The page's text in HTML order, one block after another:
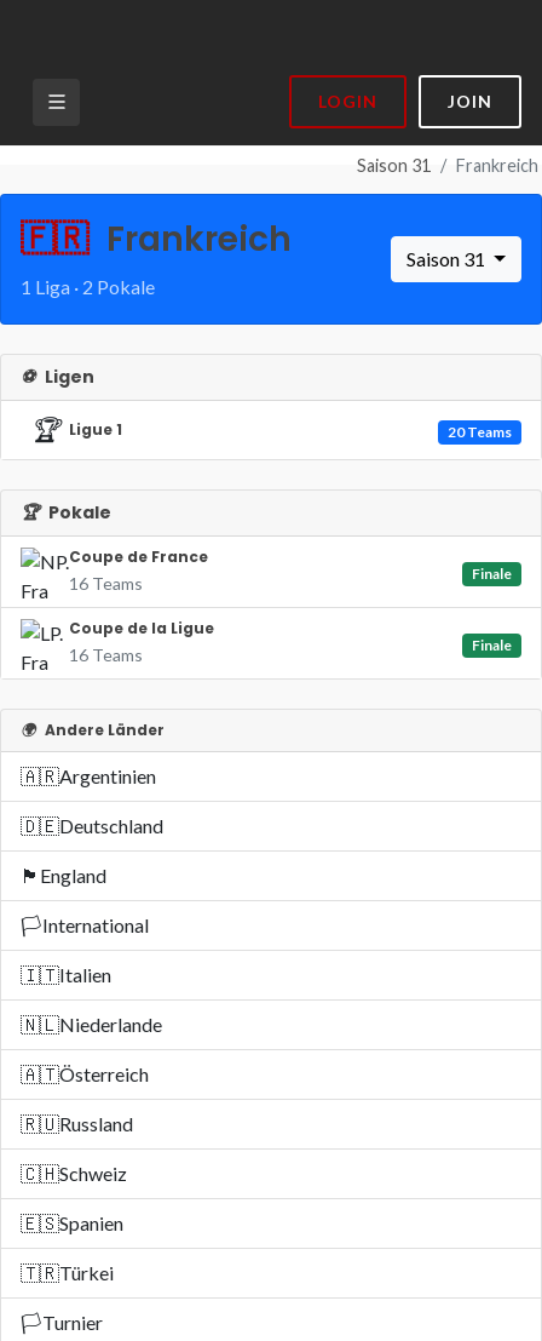
LOGIN JOIN
Saison 31 Frankreich
🇫🇷 Frankreich
1 Liga · 2 Pokale
Saison 31
⚽ Ligen
🏆 Ligue 1 20 Teams
🏆 Pokale
Coupe de France
16 Teams
Finale
Coupe de la Ligue
16 Teams
Finale
🌍 Andere Länder
🇦🇷Argentinien
🇩🇪Deutschland
🏴󠁧󠁢󠁥󠁮󠁧󠁿 England
🏳️International
🇮🇹Italien
🇳🇱Niederlande
🇦🇹Österreich
🇷🇺Russland
🇨🇭Schweiz
🇪🇸Spanien
🇹🇷Türkei
🏳️Turnier